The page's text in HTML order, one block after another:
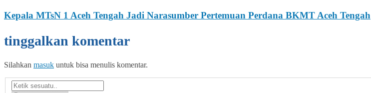
Kepala MTsN 1 Aceh Tengah Jadi Narasumber Pertemuan Perdana BKMT Aceh Tengah
tinggalkan komentar
Silahkan masuk untuk bisa menulis komentar.